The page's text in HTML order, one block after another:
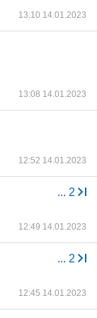
13:10 14.01.2023
13:08 14.01.2023
12:52 14.01.2023
... 2
12:49 14.01.2023
... 2
12:45 14.01.2023